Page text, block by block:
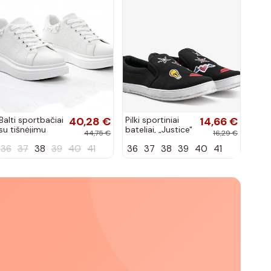
sportbačiai
tišnėjimu
40,28 €
44,75 €
36 37 38 39 40 41
Pilki sportiniai
bateliai, „Justice"
14,66 €
16,29 €
36 37 38 39 40 41